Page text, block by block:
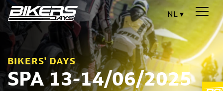
NL
BIKERS' DAYS
SPA 13-14/06/2025